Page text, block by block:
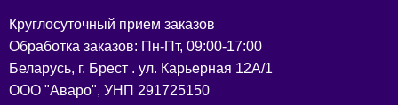
Круглосуточный прием заказов
Обработка заказов: Пн-Пт, 09:00-17:00
Беларусь, г. Брест . ул. Карьерная 12А/1
ООО "Аваро", УНП 291725150